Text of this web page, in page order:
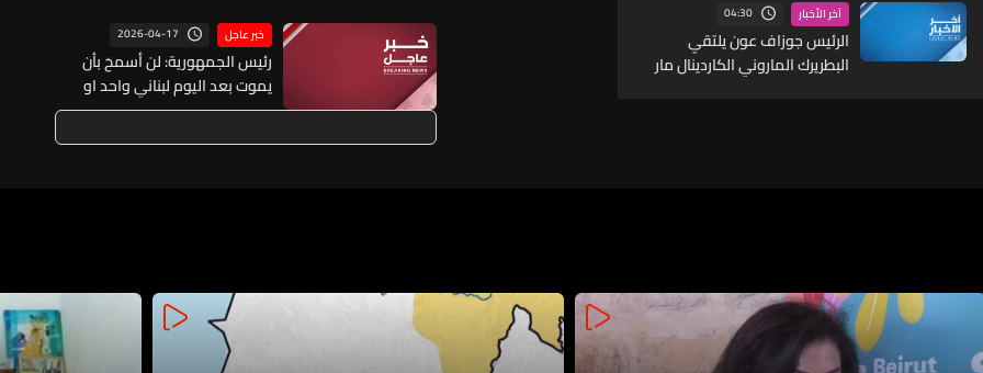
مقاطعة دنيبروبتروفسك
آخر الأخبار 04:30
الرئيس جوزاف عون يلتقي
البطريرك الماروني الكاردينال مار
خبر عاجل 2026-04-17
رئيس الجمهورية: لن أسمحَ بأن
يموت بعد اليوم لبناني واحد او
بإستمرارِ النزفِ من أهلي وشعبي